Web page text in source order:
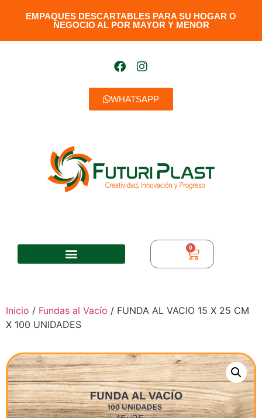
EMPAQUES DESCARTABLES PARA SU HOGAR O
NEGOCIO AL POR MAYOR Y MENOR​
WHATSAPP
0
Inicio / Fundas al Vacío / FUNDA AL VACIO 15 X 25 CM
X 100 UNIDADES